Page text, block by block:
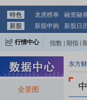
特色 龙虎榜单 融资融
新股
新股申购 新股日
行情中心 指数 期指
全景图
东方